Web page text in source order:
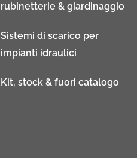
rubinetterie & giardinaggio
Sistemi di scarico per
impianti idraulici
Kit, stock & fuori catalogo